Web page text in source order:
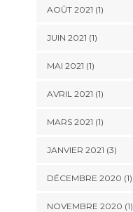
AOÛT 2021 (1)
JUIN 2021 (1)
MAI 2021 (1)
AVRIL 2021 (1)
MARS 2021 (1)
JANVIER 2021 (3)
DÉCEMBRE 2020 (1)
NOVEMBRE 2020 (1)